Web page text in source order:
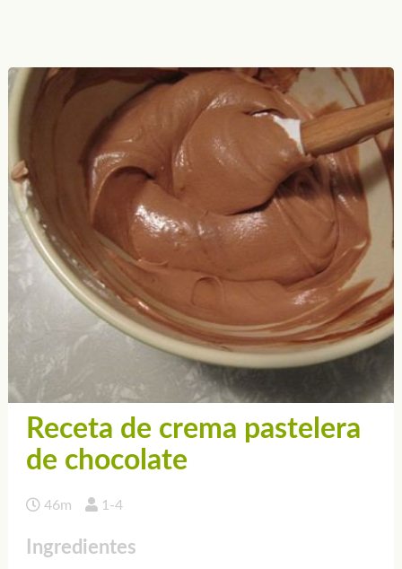
Receta de crema pastelera
de chocolate
46m 1-4
Ingredientes